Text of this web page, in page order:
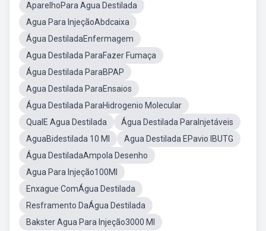
AparelhoPara Agua Destilada
Agua Para InjeçãoAbdcaixa
Água DestiladaEnfermagem
Agua Destilada ParaFazer Fumaça
Água Destilada ParaBPAP
Agua Destilada ParaEnsaios
Água Destilada ParaHidrogenio Molecular
QualE Agua Destilada
Água Destilada ParaInjetáveis
AguaBidestilada 10 Ml
Agua Destilada EPavio IBUTG
Água DestiladaAmpola Desenho
Agua Para Injeção100Ml
Enxague ComÁgua Destilada
Resframento DaÁgua Destilada
Bakster Agua Para Injeção3000 Ml